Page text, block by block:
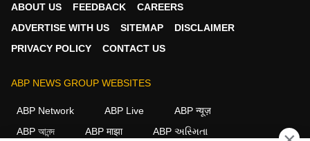
ABOUT US FEEDBACK
CAREERS
ADVERTISE WITH US
SITEMAP
DISCLAIMER
PRIVACY POLICY
CONTACT US
ABP NEWS GROUP WEBSITES
ABP Network ABP Live
ABP न्यूज़
ABP আনন্দ
ABP माझा
ABP અસ્મિતા